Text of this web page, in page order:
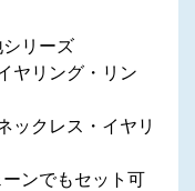
リーズ
ヤリング・リン
ックレス・イヤリ
ンでもセット可